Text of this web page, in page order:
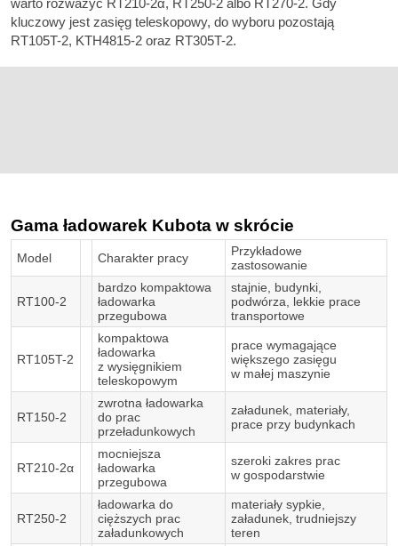
warto rozważyć RT210-2α, RT250-2 albo RT270-2. Gdy
kluczowy jest zasięg teleskopowy, do wyboru pozostają
RT105T-2, KTH4815-2 oraz RT305T-2.
Gama ładowarek Kubota w skrócie
Model Charakter pracy
Przykładowe
zastosowanie
RT100-2
bardzo kompaktowa
ładowarka
przegubowa
stajnie, budynki,
podwórza, lekkie prace
transportowe
RT105T-2
kompaktowa
ładowarka
z wysięgnikiem
teleskopowym
prace wymagające
większego zasięgu
w małej maszynie
RT150-2
zwrotna ładowarka
do prac
przeładunkowych
załadunek, materiały,
prace przy budynkach
RT210-2α
mocniejsza
ładowarka
przegubowa
szeroki zakres prac
w gospodarstwie
RT250-2
ładowarka do
cięższych prac
załadunkowych
materiały sypkie,
załadunek, trudniejszy
teren